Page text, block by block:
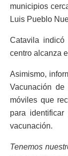
municipios
Luis Pueblo
Catavila indicó
centro alcanza
Asimismo,
Vacunación
móviles que
para
vacunación.
Tenemos